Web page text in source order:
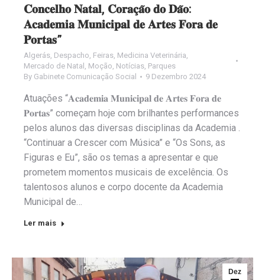
𝐂𝐨𝐧𝐜𝐞𝐥𝐡𝐨 𝐍𝐚𝐭𝐚𝐥, 𝐂𝐨𝐫𝐚𝐜̧𝐚̃𝐨 𝐝𝐨 𝐃𝐚̃𝐨:
𝐀𝐜𝐚𝐝𝐞𝐦𝐢𝐚 𝐌𝐮𝐧𝐢𝐜𝐢𝐩𝐚𝐥 𝐝𝐞 𝐀𝐫𝐭𝐞𝐬 𝐅𝐨𝐫𝐚 𝐝𝐞
𝐏𝐨𝐫𝐭𝐚𝐬”
Algerás, Despacho, Feiras, Medicina Veterinária,
Mercado de Natal , Moção, Notícias, Parques
By Gabinete Comunicação Social 9 Dezembro 2024
Atuações “𝐀𝐜𝐚𝐝𝐞𝐦𝐢𝐚 𝐌𝐮𝐧𝐢𝐜𝐢𝐩𝐚𝐥 𝐝𝐞 𝐀𝐫𝐭𝐞𝐬 𝐅𝐨𝐫𝐚 𝐝𝐞
𝐏𝐨𝐫𝐭𝐚𝐬” começam hoje com brilhantes performances
pelos alunos das diversas disciplinas da Academia .
“Continuar a Crescer com Música” e “Os Sons, as
Figuras e Eu”, são os temas a apresentar e que
prometem momentos musicais de excelência. Os
talentosos alunos e corpo docente da Academia
Municipal de…
Ler mais
Dez